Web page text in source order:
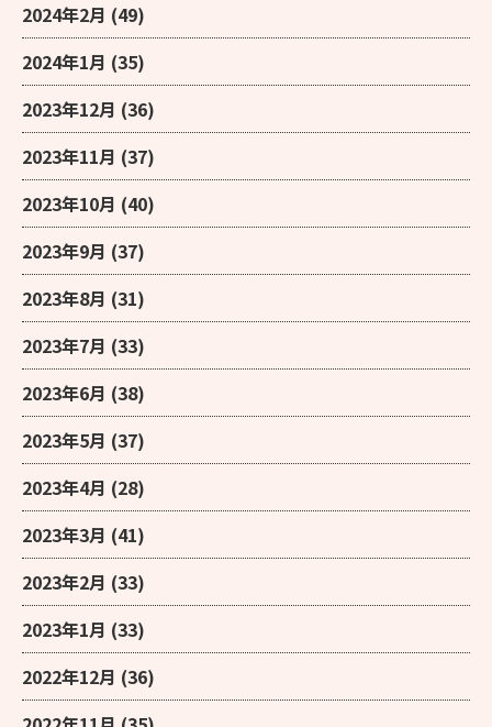
2024年2月 (49)
2024年1月 (35)
2023年12月 (36)
2023年11月 (37)
2023年10月 (40)
2023年9月 (37)
2023年8月 (31)
2023年7月 (33)
2023年6月 (38)
2023年5月 (37)
2023年4月 (28)
2023年3月 (41)
2023年2月 (33)
2023年1月 (33)
2022年12月 (36)